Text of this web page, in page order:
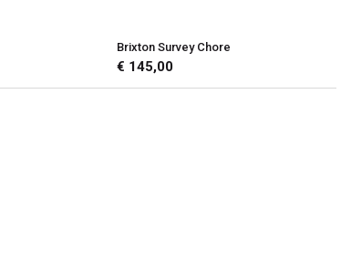
Brixton Survey Chore
€ 145,00